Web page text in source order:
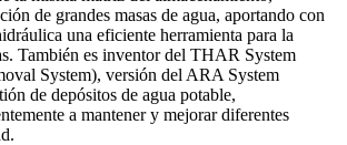
de grandes masas de agua, aportando con
una eficiente herramienta para la
También es inventor del THAR System
System), versión del ARA System
de depósitos de agua potable,
a mantener y mejorar diferentes